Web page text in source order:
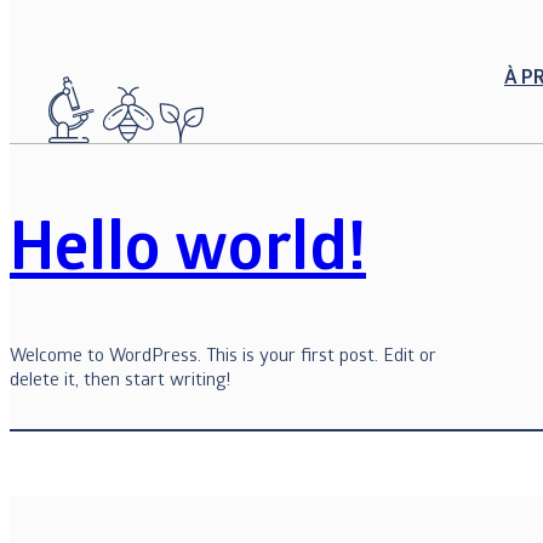
contenu
À
Catégorie :
Hello world!
Welcome to WordPress. This is your first post. Edit or
delete it, then start writing!